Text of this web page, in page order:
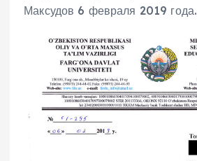
Максудов 6 февраля 2019 года.